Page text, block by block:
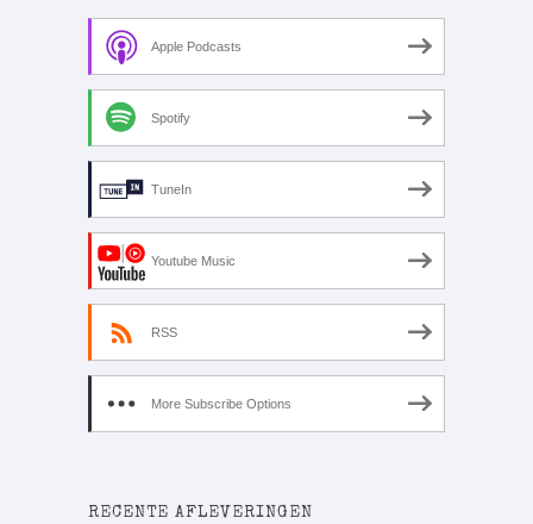
Apple Podcasts
Spotify
TuneIn
Youtube Music
RSS
More Subscribe Options
RECENTE AFLEVERINGEN